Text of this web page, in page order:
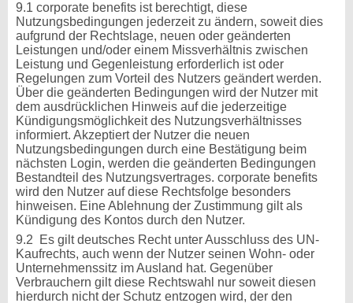
9.1 corporate benefits ist berechtigt, diese
Nutzungsbedingungen jederzeit zu ändern, soweit dies
aufgrund der Rechtslage, neuen oder geänderten
Leistungen und/oder einem Missverhältnis zwischen
Leistung und Gegenleistung erforderlich ist oder
Regelungen zum Vorteil des Nutzers geändert werden.
Über die geänderten Bedingungen wird der Nutzer mit
dem ausdrücklichen Hinweis auf die jederzeitige
Kündigungsmöglichkeit des Nutzungsverhältnisses
informiert. Akzeptiert der Nutzer die neuen
Nutzungsbedingungen durch eine Bestätigung beim
nächsten Login, werden die geänderten Bedingungen
Bestandteil des Nutzungsvertrages. corporate benefits
wird den Nutzer auf diese Rechtsfolge besonders
hinweisen. Eine Ablehnung der Zustimmung gilt als
Kündigung des Kontos durch den Nutzer.
9.2 Es gilt deutsches Recht unter Ausschluss des UN-
Kaufrechts, auch wenn der Nutzer seinen Wohn- oder
Unternehmenssitz im Ausland hat. Gegenüber
Verbrauchern gilt diese Rechtswahl nur soweit diesen
hierdurch nicht der Schutz entzogen wird, der den